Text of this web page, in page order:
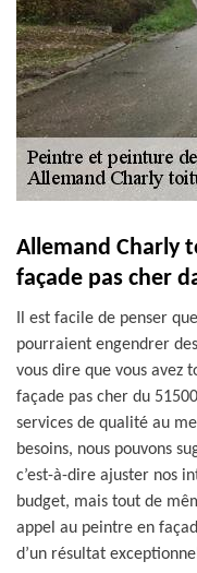
Allemand Charly
façade pas cher
Il est facile de penser
pourraient engendrer
vous dire que vous avez
façade pas cher du
services de qualité au
besoins, nous pouvons
c’est-à-dire ajuster nos
budget, mais tout de
appel au peintre en
d’un résultat